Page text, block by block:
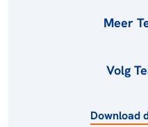
Meer
Volg
Download